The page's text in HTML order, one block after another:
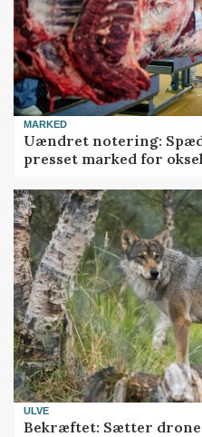
MARKED
Uændret notering:
presset marked for
ULVE
Bekræftet: Sætter